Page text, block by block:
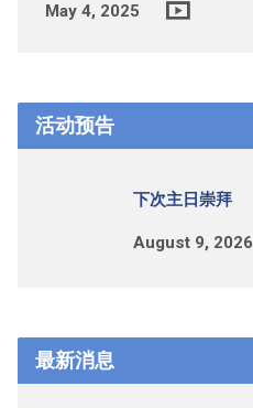
May 4, 2025
活动预告
下次主日崇拜
August 9, 2026
最新消息